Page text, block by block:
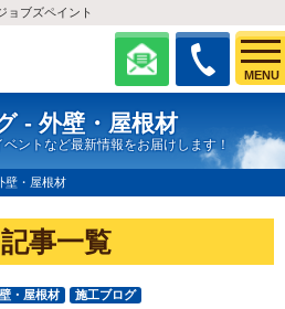
MENU
ョブズペイント
- 外壁・屋根材
ントなど最新情報をお届けします！
壁・屋根材
事一覧
・屋根材 施工ブログ